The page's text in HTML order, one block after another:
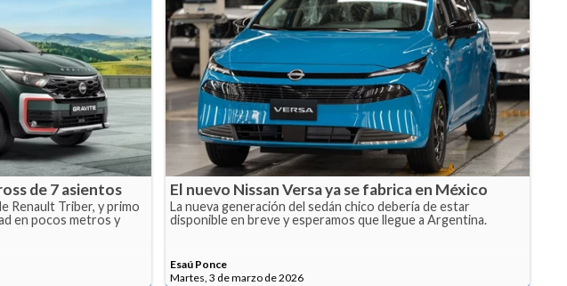
de 7 asientos
Renault Triber, y primo
en pocos metros y
El nuevo Nissan Versa ya se fabrica en México
La nueva generación del sedán chico debería de estar
disponible en breve y esperamos que llegue a Argentina.
Esaú Ponce
Martes, 3 de marzo de 2026